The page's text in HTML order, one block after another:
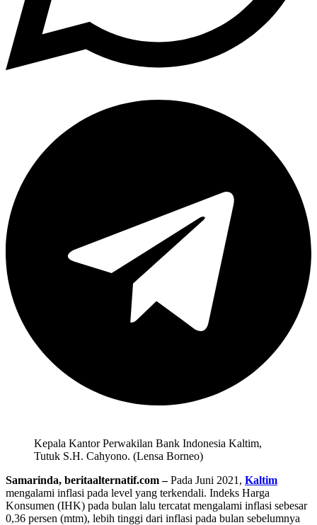
Kepala Kantor Perwakilan Bank Indonesia Kaltim,
Tutuk S.H. Cahyono. (Lensa Borneo)
Samarinda, beritaalternatif.com –Pada Juni 2021, Kaltim
mengalami inflasi pada level yang terkendali. Indeks Harga
Konsumen (IHK) pada bulan lalu tercatat mengalami inflasi sebesar
0,36 persen (mtm), lebih tinggi dari inflasi pada bulan sebelumnya